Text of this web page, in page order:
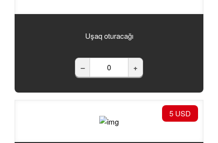
Uşaq oturacağı
– +
5 USD